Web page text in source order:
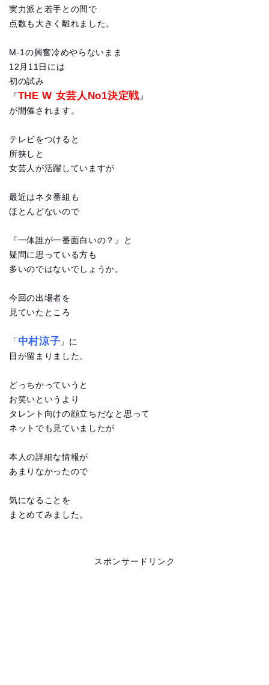
実力派と若手との間で
点数も大きく離れました。
M-1の興奮冷めやらないまま
12月11日には
初の試み
『 THE W 女芸人No1決定戦』
が開催されます。
テレビをつけると
所狭しと
女芸人が活躍していますが
最近はネタ番組も
ほとんどないので
『一体誰が一番面白いの？』と
疑問に思っている方も
多いのではないでしょうか。
今回の出場者を
見ていたところ
「 中村涼子 」に
目が留まりました。
どっちかっていうと
お笑いというより
タレント向けの顔立ちだなと思って
ネットでも見ていましたが
本人の詳細な情報が
あまりなかったので
気になることを
まとめてみました。
スポンサードリンク